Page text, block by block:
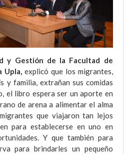
y Gestión de la Facultad de
Upla,explicó que los migrantes,
y familia, extrañan sus comidas
el libro espera ser un aporte en
de arena a alimentar el alma
que viajaron tan lejos
para establecerse en uno en
Y que también para
para brindarles un pequeño